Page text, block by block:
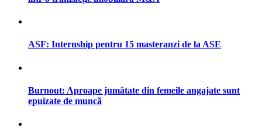
ASF: Internship pentru 15 masteranzi de la ASE
Burnout: Aproape jumătate din femeile angajate sunt
epuizate de muncă